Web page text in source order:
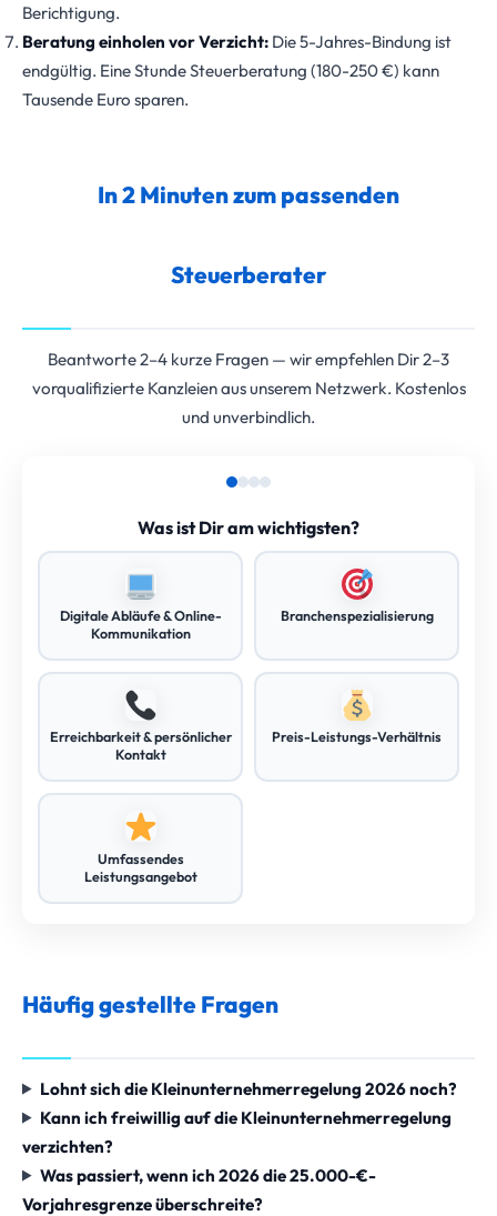
Berichtigung.
Beratung einholen vor Verzicht: Die 5-Jahres-Bindung ist
endgültig. Eine Stunde Steuerberatung (180-250 €) kann
Tausende Euro sparen.
In 2 Minuten zum passenden
Steuerberater
Beantworte 2–4 kurze Fragen — wir empfehlen Dir 2–3
vorqualifizierte Kanzleien aus unserem Netzwerk. Kostenlos
und unverbindlich.
Was ist Dir am wichtigsten?
Digitale Abläufe & Online-
Kommunikation
Branchenspezialisierung
Erreichbarkeit & persönlicher
Kontakt
Preis-Leistungs-Verhältnis
Umfassendes
Leistungsangebot
Häufig gestellte Fragen
Lohnt sich die Kleinunternehmerregelung 2026 noch?
Kann ich freiwillig auf die Kleinunternehmerregelung
verzichten?
Was passiert, wenn ich 2026 die 25.000-€-
Vorjahresgrenze überschreite?